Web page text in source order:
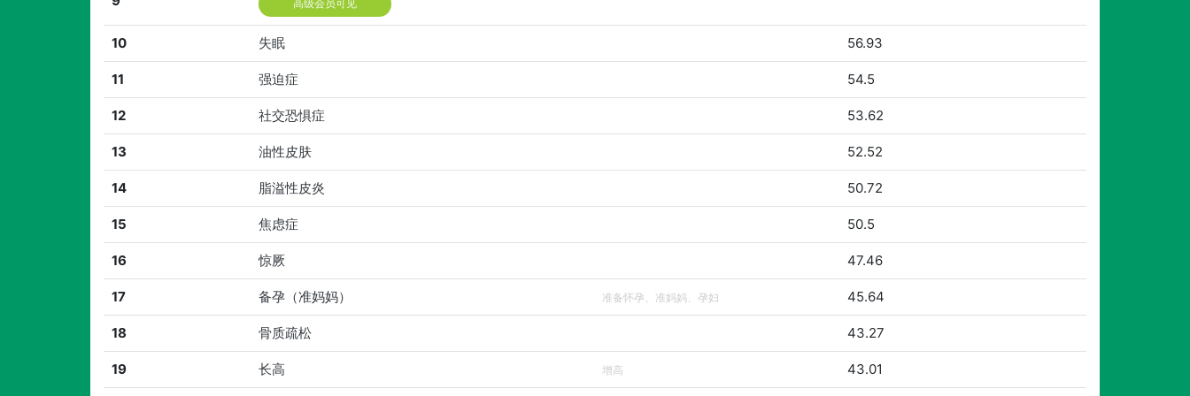
高级会员可见
10 失眠 56.93
11 强迫症 54.5
12 社交恐惧症 53.62
13 油性皮肤 52.52
14 脂溢性皮炎 50.72
15 焦虑症 50.5
16 惊厥 47.46
17 备孕（准妈妈） 准备怀孕、准妈妈、孕妇 45.64
18 骨质疏松 43.27
19 长高 增高 43.01